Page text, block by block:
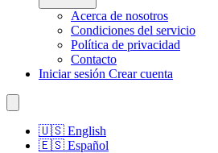
Acerca de nosotros
Condiciones del servicio
Política de privacidad
Contacto
Iniciar sesión Crear cuenta
🇺🇸 English
🇪🇸 Español